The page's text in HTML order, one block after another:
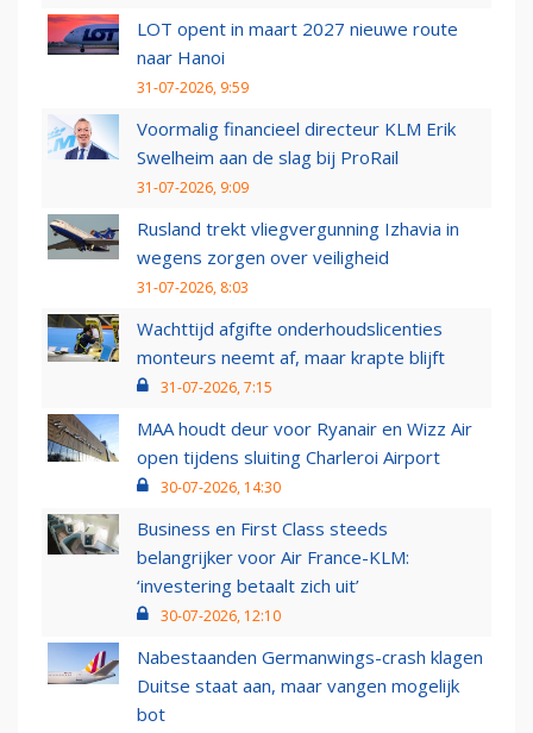
LOT opent in maart 2027 nieuwe route
naar Hanoi
31-07-2026, 9:59
Voormalig financieel directeur KLM Erik
Swelheim aan de slag bij ProRail
31-07-2026, 9:09
Rusland trekt vliegvergunning Izhavia in
wegens zorgen over veiligheid
31-07-2026, 8:03
Wachttijd afgifte onderhoudslicenties
monteurs neemt af, maar krapte blijft
31-07-2026, 7:15
MAA houdt deur voor Ryanair en Wizz Air
open tijdens sluiting Charleroi Airport
30-07-2026, 14:30
Business en First Class steeds
belangrijker voor Air France-KLM:
‘investering betaalt zich uit’
30-07-2026, 12:10
Nabestaanden Germanwings-crash klagen
Duitse staat aan, maar vangen mogelijk
bot